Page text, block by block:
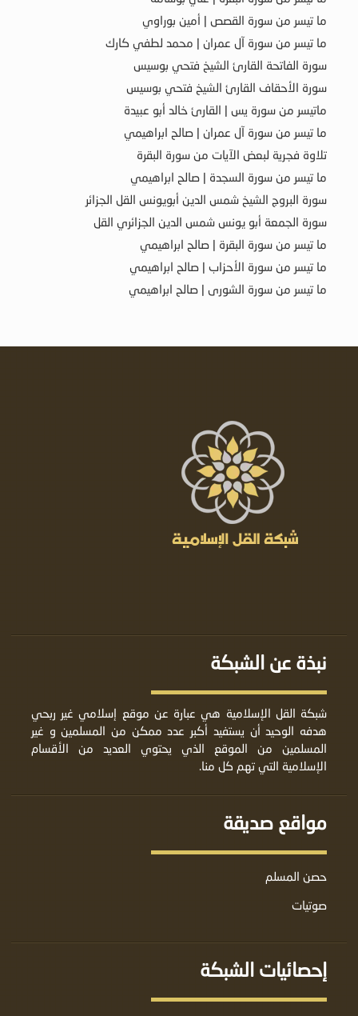
ما تيسر من سورة القصص | أمين بوراوي
ما تيسر من سورة آل عمران | محمد لطفي كارك
سورة الفاتحة القارئ الشيخ فتحي بوسيس
سورة الأحقاف القارئ الشيخ فتحي بوسيس
ماتيسر من سورة يس | القارئ خالد أبو عبيدة
ما تيسر من سورة آل عمران | صالح ابراهيمي
تلاوة فجرية لبعض الآيات من سورة البقرة
ما تيسر من سورة السجدة | صالح ابراهيمي
سورة البروج الشيخ شمس الدين أبويونس القل الجزائر
سورة الجمعة أبو يونس شمس الدين الجزائري القل
ما تيسر من سورة البقرة | صالح ابراهيمي
ما تيسر من سورة الأحزاب | صالح ابراهيمي
ما تيسر من سورة الشورى | صالح ابراهيمي
نبذة عن الشبكة
شبكة القل الإسلامية هي عبارة عن موقع إسلامي غير ربحي
هدفه الوحيد أن يستفيد أكبر عدد ممكن من المسلمين و غير
المسلمين من الموقع الذي يحتوي العديد من الأقسام
الإسلامية التي تهم كل منا.
مواقع صديقة
حصن المسلم
صوتيات
إحصائيات الشبكة